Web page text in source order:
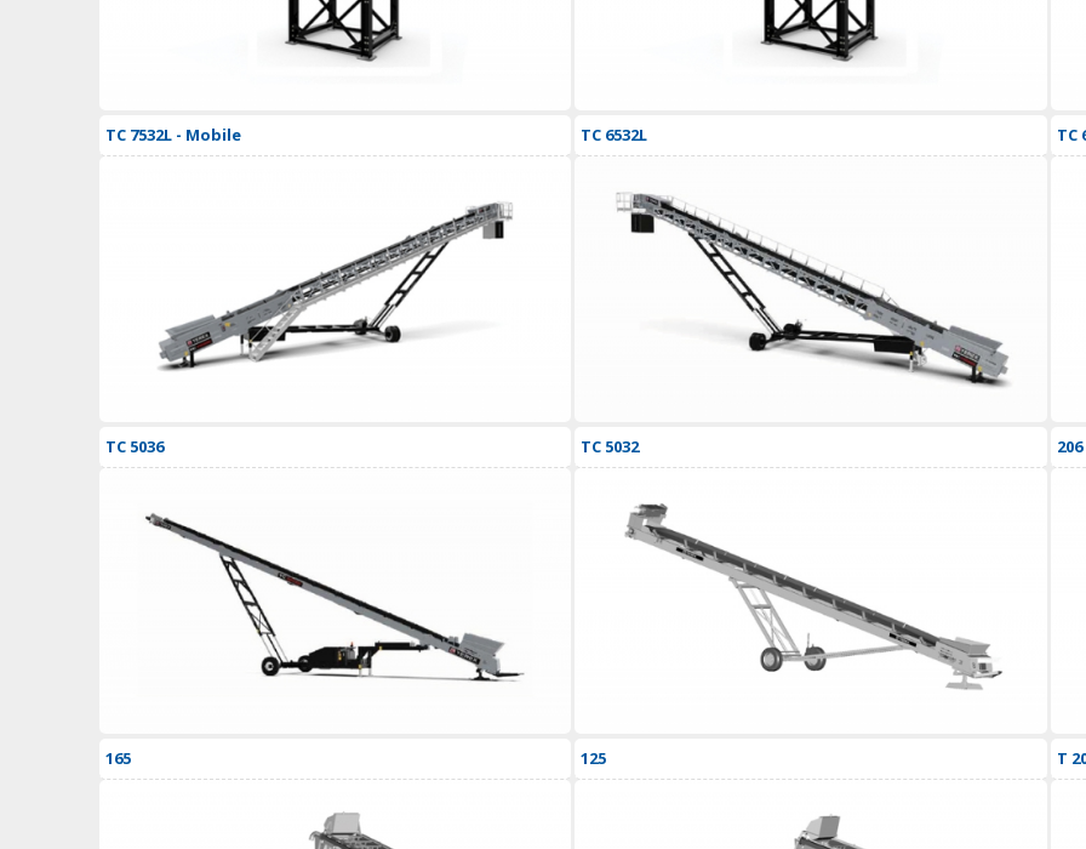
TC 7532L - Mobile TC 6532L TC
TC 5036 TC 5032 206
165 125 T